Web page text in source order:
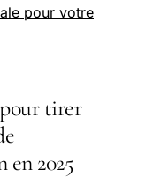
pour votre
tirer
2025